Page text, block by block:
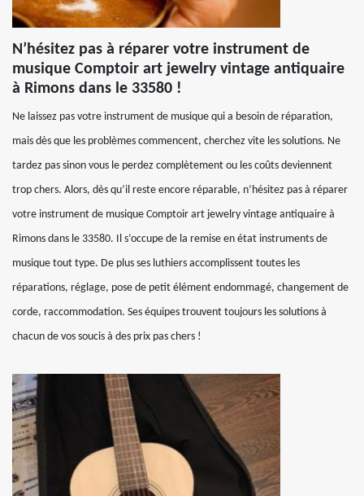
N’hésitez pas à réparer votre instrument de
musique Comptoir art jewelry vintage antiquaire
à Rimons dans le 33580 !
Ne laissez pas votre instrument de musique qui a besoin de réparation,
mais dès que les problèmes commencent, cherchez vite les solutions. Ne
tardez pas sinon vous le perdez complètement ou les coûts deviennent
trop chers. Alors, dès qu’il reste encore réparable, n’hésitez pas à réparer
votre instrument de musique Comptoir art jewelry vintage antiquaire à
Rimons dans le 33580. Il s’occupe de la remise en état instruments de
musique tout type. De plus ses luthiers accomplissent toutes les
réparations, réglage, pose de petit élément endommagé, changement de
corde, raccommodation. Ses équipes trouvent toujours les solutions à
chacun de vos soucis à des prix pas chers !